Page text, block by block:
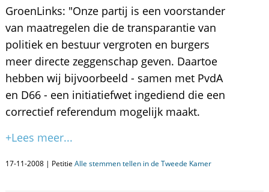
GroenLinks: "Onze partij is een voorstander
van maatregelen die de transparantie van
politiek en bestuur vergroten en burgers
meer directe zeggenschap geven. Daartoe
hebben wij bijvoorbeeld - samen met PvdA
en D66 - een initiatiefwet ingediend die een
correctief referendum mogelijk maakt.
+Lees meer...
17-11-2008 | Petitie Alle stemmen tellen in de Tweede Kamer